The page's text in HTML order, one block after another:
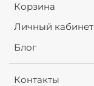
Корзина
Личный кабинет
Блог
Контакты